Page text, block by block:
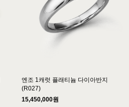
엔조 1캐럿 플래티늄 다이아반지
(R027)
15,450,000원